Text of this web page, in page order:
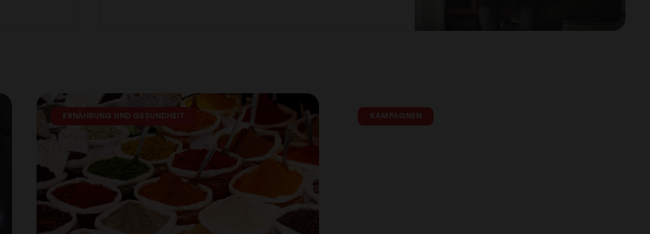
ERNÄHRUNG UND GESUNDHEIT KAMPAGNEN